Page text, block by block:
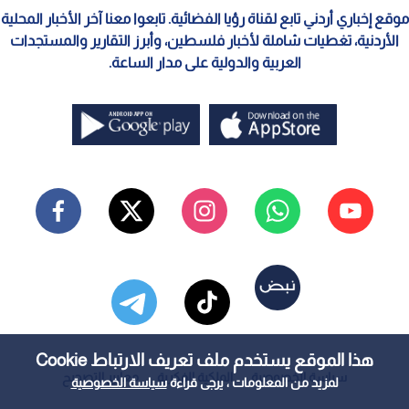
هذا الموقع يستخدم ملف تعريف الارتباط Cookie
لمزيد من المعلومات ، يرجى قراءةسياسة الخصوصية
موقع إخباري أردني تابع لقناة رؤيا الفضائية. تابعوا معنا آخر الأخبار المحلية
الأردنية، تغطيات شاملة لأخبار فلسطين، وأبرز التقارير والمستجدات
العربية والدولية على مدار الساعة.
سياسة الخصوصية الملكية الفكرية معايير التصحيح